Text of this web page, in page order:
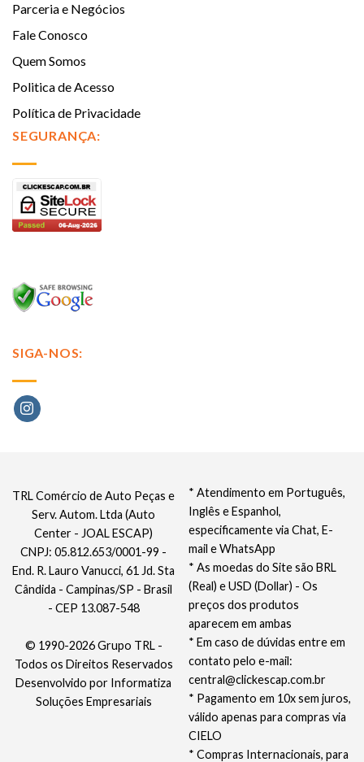
Parceria e Negócios
Fale Conosco
Quem Somos
Politica de Acesso
Política de Privacidade
SEGURANÇA:
SIGA-NOS:
* Atendimento em Português,
Inglês e Espanhol,
especificamente via Chat, E-
mail e WhatsApp
* As moedas do Site são BRL
(Real) e USD (Dollar) - Os
preços dos produtos
aparecem em ambas
* Em caso de dúvidas entre em
contato pelo e-mail:
central@clickescap.com.br
* Pagamento em 10x sem juros,
válido apenas para compras via
CIELO
* Compras Internacionais, para
TRL Comércio de Auto Peças e
Serv. Autom. Ltda (Auto
Center - JOAL ESCAP)
CNPJ: 05.812.653/0001-99 -
End. R. Lauro Vanucci, 61 Jd. Sta
Cândida - Campinas/SP - Brasil
- CEP 13.087-548
© 1990-2026 Grupo TRL -
Todos os Direitos Reservados
Desenvolvido por Informatiza
Soluções Empresariais